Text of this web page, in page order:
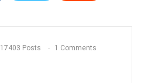
17403 Posts 1 Comments